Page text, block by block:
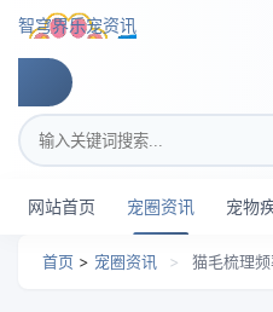
跳转到主要内容
智穹界乐宠资讯
搜索关键词
网站首页 宠圈资讯 宠物
首页 > 宠圈资讯 > 猫毛梳理